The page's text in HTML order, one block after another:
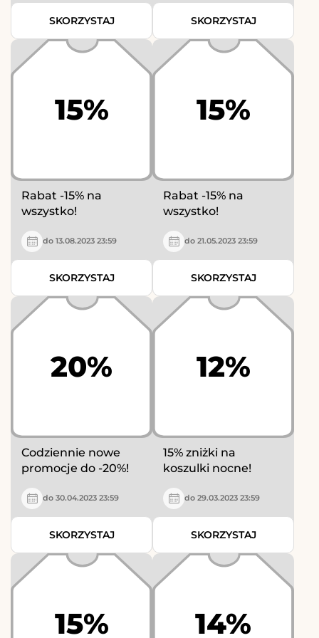
SKORZYSTAJ SKORZYSTAJ
15%
Rabat -15% na
wszystko!
do 13.08.2023 23:59
SKORZYSTAJ
15%
Rabat -15% na
wszystko!
do 21.05.2023 23:59
SKORZYSTAJ
20%
Codziennie nowe
promocje do -20%!
do 30.04.2023 23:59
SKORZYSTAJ
12%
15% zniżki na
koszulki nocne!
do 29.03.2023 23:59
SKORZYSTAJ
15% 14%